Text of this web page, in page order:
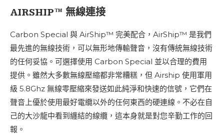
AIRSHIP™ 無線連接
Carbon Special 與 AirShip™ 完美配合，AirShip™ 是我們
最先進的無線技術，可以無形地傳輸聲音，沒有傳統無線技術
的任何妥協。可選擇使用 Carbon Special 並以合理的費用
提供。雖然大多數無線壓縮都非常糟糕，但 Airship 使用軍用
級 5.8Ghz 無線零壓縮來發送如此純淨和快速的信號，它們在
聲音上優於使用最好電纜以外的任何東西的硬連線。不必在自
己的大沙龍中看到纏結的線纜，這本身就是對您辛勤工作的回
報。